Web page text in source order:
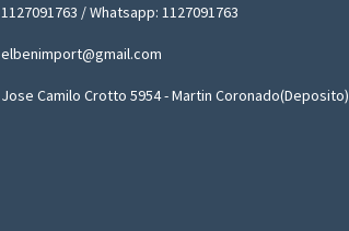
1127091763 / Whatsapp: 1127091763
elbenimport@gmail.com
Jose Camilo Crotto 5954 - Martin Coronado(Deposito)